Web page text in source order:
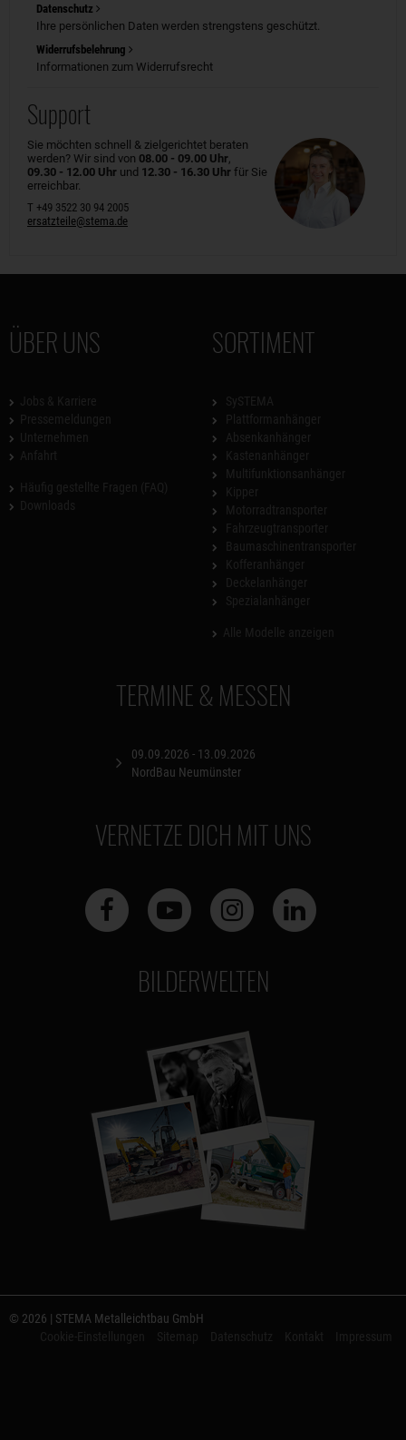
Datenschutz
Ihre persönlichen Daten werden strengstens geschützt.
Widerrufsbelehrung
Informationen zum Widerrufsrecht
Support
Sie möchten schnell & zielgerichtet beraten
werden? Wir sind von 08.00 - 09.00 Uhr,
09.30 - 12.00 Uhr und 12.30 - 16.30 Uhr für Sie
erreichbar.
T +49 3522 30 94 2005
ersatzteile@stema.de
ÜBER UNS SORTIMENT
TERMINE & MESSEN
09.09.2026 - 13.09.2026
NordBau Neumünster
VERNETZE DICH MIT UNS
BILDERWELTEN
© 2026 | STEMA Metalleichtbau GmbH